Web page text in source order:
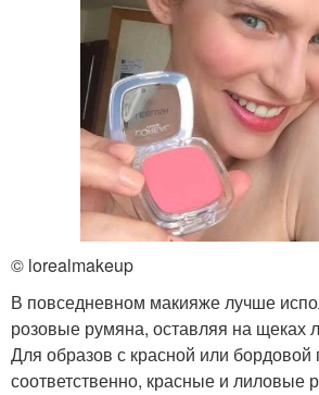
© lorealmakeup
В повседневном макияже лучше
розовые румяна, оставляя на щеках
Для образов с красной или
соответственно, красные и лиловые